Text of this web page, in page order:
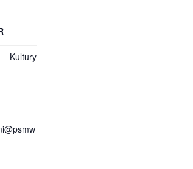
Kultury